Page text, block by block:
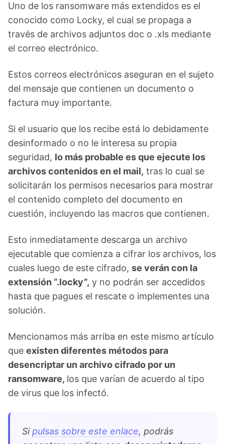
Uno de los ransomware más extendidos es el
conocido como Locky, el cual se propaga a
través de archivos adjuntos doc o .xls mediante
el correo electrónico.
Estos correos electrónicos aseguran en el sujeto
del mensaje que contienen un documento o
factura muy importante.
Si el usuario que los recibe está lo debidamente
desinformado o no le interesa su propia
seguridad, lo más probable es que ejecute los
archivos contenidos en el mail, tras lo cual se
solicitarán los permisos necesarios para mostrar
el contenido completo del documento en
cuestión, incluyendo las macros que contienen.
Esto inmediatamente descarga un archivo
ejecutable que comienza a cifrar los archivos, los
cuales luego de este cifrado, se verán con la
extensión “.locky”, y no podrán ser accedidos
hasta que pagues el rescate o implementes una
solución.
Mencionamos más arriba en este mismo artículo
que existen diferentes métodos para
desencriptar un archivo cifrado por un
ransomware, los que varían de acuerdo al tipo
de virus que los infectó.
Sipulsas sobre este enlace, podrás